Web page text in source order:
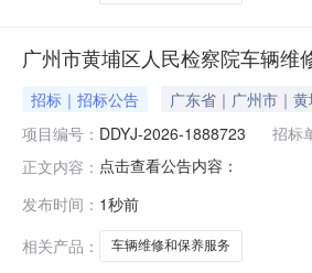
广州市黄埔区人民检察院车辆
招标｜招标公告 广东省｜广州市｜
项目编号： DDYJ-2026-1888723 招标
正文内容： 点击查看公告内容：
发布时间： 1秒前
相关产品：
车辆维修和保养服务